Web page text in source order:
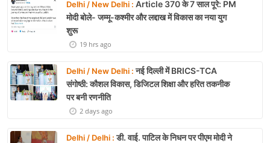
Delhi / New Delhi : Article 370 के 7 साल पूरे: PM
मोदी बोले- जम्मू-कश्मीर और लद्दाख में विकास का नया युग
शुरू
19 hrs ago
Delhi / New Delhi :नई दिल्ली में BRICS-TCA
संगोष्ठी: कौशल विकास, डिजिटल शिक्षा और हरित तकनीक
पर बनी रणनीति
2 days ago
Delhi / Delhi :डी. वाई. पाटिल के निधन पर पीएम मोदी ने